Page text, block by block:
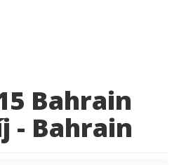
Bahrain
- Bahrain